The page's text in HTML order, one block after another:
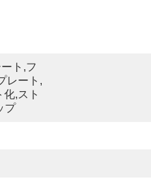
ト,フ
レート,
,スト
プ